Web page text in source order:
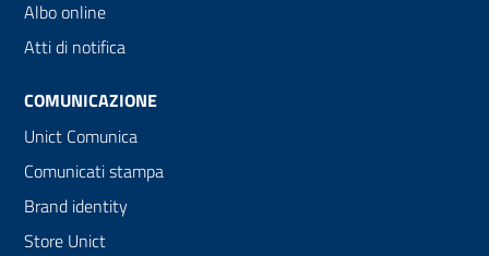
Albo online
Atti di notifica
COMUNICAZIONE
Unict Comunica
Comunicati stampa
Brand identity
Store Unict